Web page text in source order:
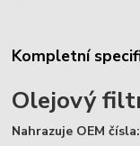
Kompletní
Olejový
Nahrazuje OEM čísla: